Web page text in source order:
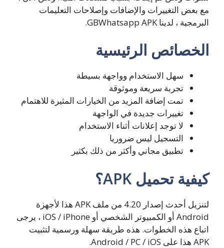
مع بعض التغييرات والإضافات وإصلاحات التعليمات
البرمجية ، لدينا GBWhatsapp APK.
الخصائص الرئيسية
سهل الاستخدام وواجهة بسيطة
تجربة سريعة وموثوقة
تمت إضافة المزيد من الخيارات المثيرة للاهتمام
تغييرات جديدة في الواجهة
لا توجد إعلانات أثناء الاستخدام
التسجيل ليس ضروريا
تطبيق مجاني وأكثر من ذلك بكثير
كيفية تحميل APK؟
لتنزيل أحدث إصدار 4.20 من ملف APK هذا لأجهزة
Android أو الكمبيوتر الشخصي أو iOS / iPhone ، يرجى
اتباع هذه الخطوات. هذه طريقة سهلة ورسمية لتثبيت
APK هذا على Android / PC / iOS.